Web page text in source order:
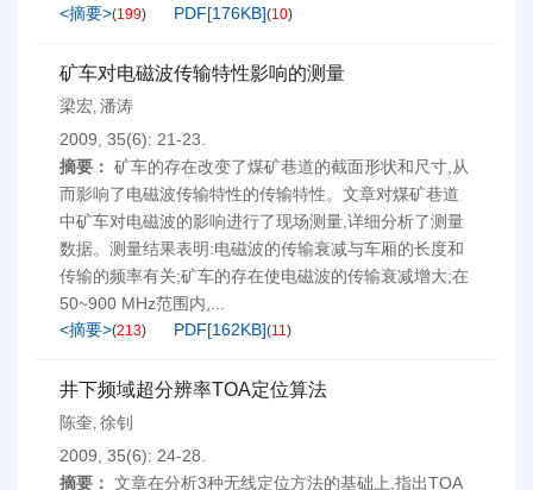
<摘要>(199) PDF[176KB](10)
矿车对电磁波传输特性影响的测量
梁宏, 潘涛
2009, 35(6): 21-23.
摘要： 矿车的存在改变了煤矿巷道的截面形状和尺寸,从
而影响了电磁波传输特性的传输特性。文章对煤矿巷道
中矿车对电磁波的影响进行了现场测量,详细分析了测量
数据。测量结果表明:电磁波的传输衰减与车厢的长度和
传输的频率有关;矿车的存在使电磁波的传输衰减增大;在
50~900 MHz范围内,...
<摘要>(213) PDF[162KB](11)
井下频域超分辨率TOA定位算法
陈奎, 徐钊
2009, 35(6): 24-28.
摘要： 文章在分析3种无线定位方法的基础上,指出TOA